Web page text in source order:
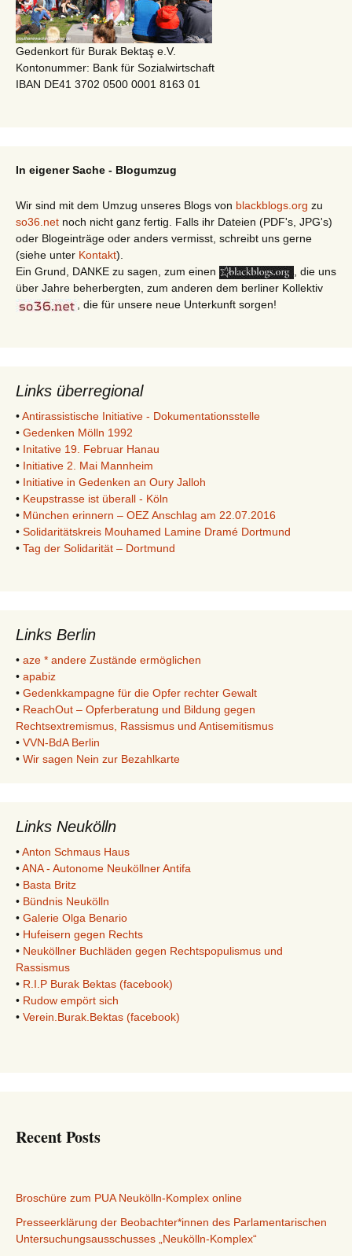
Gedenkort für Burak Bektaş e.V.
Kontonummer: Bank für Sozialwirtschaft
IBAN DE41 3702 0500 0001 8163 01
In eigener Sache - Blogumzug
Wir sind mit dem Umzug unseres Blogs von blackblogs.org zu
so36.net noch nicht ganz fertig. Falls ihr Dateien (PDF's, JPG's)
oder Blogeinträge oder anders vermisst, schreibt uns gerne
(siehe unter Kontakt).
Ein Grund, DANKE zu sagen, zum einen
, die uns
über Jahre beherbergten, zum anderen dem berliner Kollektiv
, die für unsere neue Unterkunft sorgen!
Links überregional
•Antirassistische Initiative - Dokumentationsstelle
• Gedenken Mölln 1992
• Initative 19. Februar Hanau
• Initiative 2. Mai Mannheim
• Initiative in Gedenken an Oury Jalloh
• Keupstrasse ist überall - Köln
• München erinnern – OEZ Anschlag am 22.07.2016
• Solidaritätskreis Mouhamed Lamine Dramé Dortmund
• Tag der Solidarität – Dortmund
Links Berlin
• aze * andere Zustände ermöglichen
• apabiz
• Gedenkkampagne für die Opfer rechter Gewalt
• ReachOut – Opferberatung und Bildung gegen
Rechtsextremismus, Rassismus und Antisemitismus
• VVN-BdA Berlin
• Wir sagen Nein zur Bezahlkarte
Links Neukölln
•Anton Schmaus Haus
•ANA - Autonome Neuköllner Antifa
• Basta Britz
• Bündnis Neukölln
• Galerie Olga Benario
• Hufeisern gegen Rechts
• Neuköllner Buchläden gegen Rechtspopulismus und
Rassismus
• R.I.P Burak Bektas (facebook)
• Rudow empört sich
• Verein.Burak.Bektas (facebook)
Recent Posts
Broschüre zum PUA Neukölln-Komplex online
Presseerklärung der Beobachter*innen des Parlamentarischen
Untersuchungsausschusses „Neukölln-Komplex“